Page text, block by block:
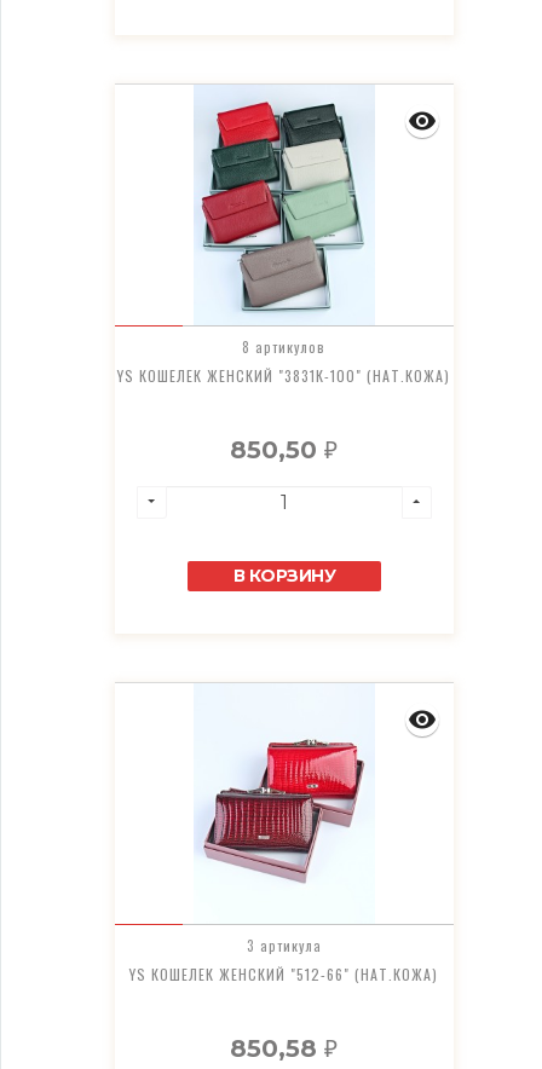
8 артикулов
YS КОШЕЛЕК ЖЕНСКИЙ "3831К-100" (НАТ.КОЖА)
850,50₽
В КОРЗИНУ
3 артикула
YS КОШЕЛЕК ЖЕНСКИЙ "512-66" (НАТ.КОЖА)
850,58₽